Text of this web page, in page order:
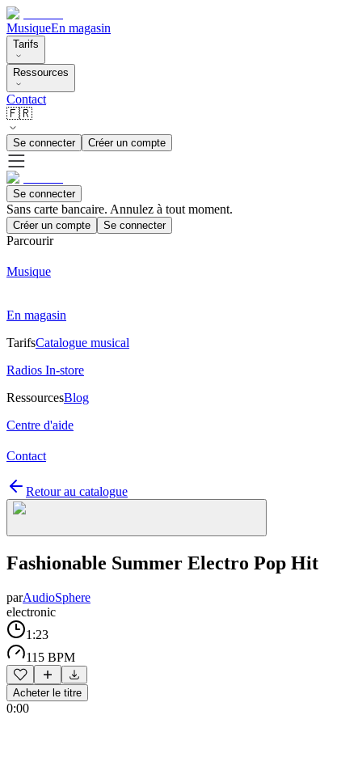
MusiqueEn magasin
Tarifs
Ressources
Contact
🇫🇷
Se connecter Créer un compte
Se connecter
Sans carte bancaire. Annulez à tout moment.
Créer un compte Se connecter
Parcourir
Musique
En magasin
TarifsCatalogue musical
Radios In-store
RessourcesBlog
Centre d'aide
Contact
Retour au catalogue
Fashionable Summer Electro Pop Hit
parAudioSphere
electronic
1:23
115 BPM
Acheter le titre
0:00